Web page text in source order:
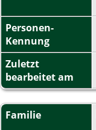
Personen-
Kennung
Zuletzt
bearbeitet am
Familie